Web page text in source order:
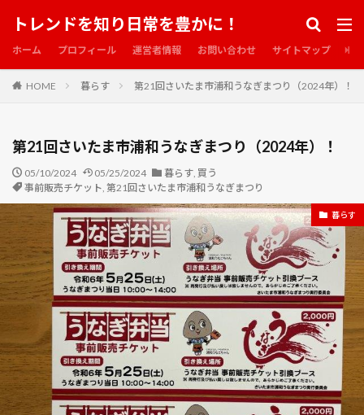
トレンドを知り日常を豊かに！
ホーム プロフィール 運営者情報 お問い合わせ サイトマップ
HOME 暮らす 第21回さいたま市浦和うなぎまつり（2024年）！
第21回さいたま市浦和うなぎまつり（2024年）！
05/10/2024 05/25/2024 暮らす, 買う
事前販売チケット, 第21回さいたま市浦和うなぎまつり
暮らす